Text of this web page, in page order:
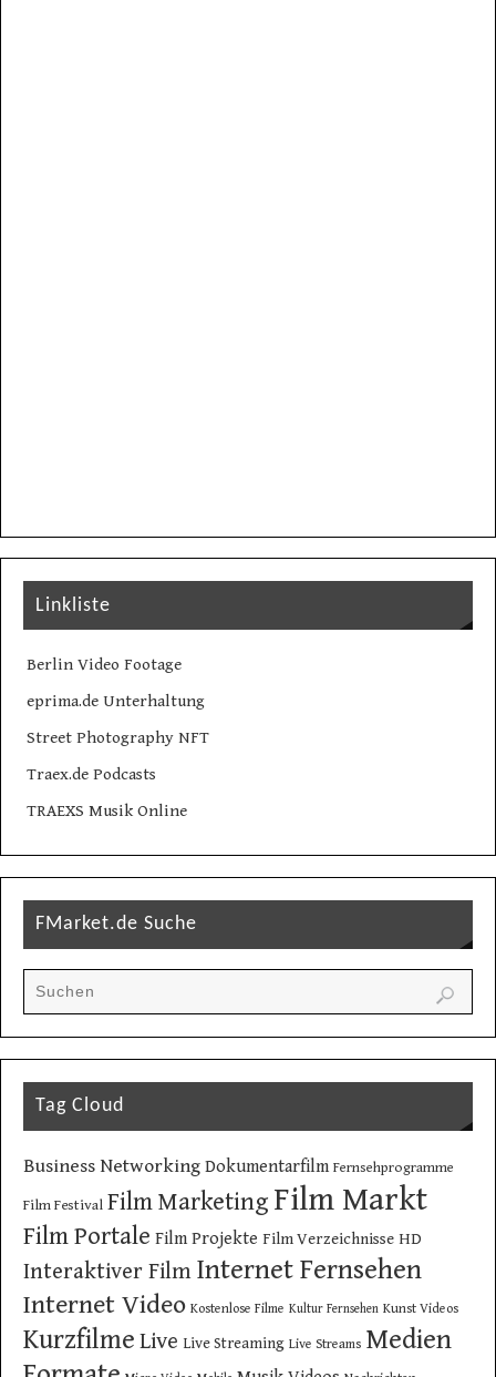
Linkliste
Berlin Video Footage
eprima.de Unterhaltung
Street Photography NFT
Traex.de Podcasts
TRAEXS Musik Online
FMarket.de Suche
Tag Cloud
Business Networking Dokumentarfilm Fernsehprogramme
Film Festival Film Marketing Film Markt
Film Portale Film Projekte Film Verzeichnisse HD
Interaktiver Film Internet Fernsehen
Internet Video Kostenlose Filme Kultur Fernsehen Kunst Videos
Kurzfilme Live Live Streaming Live Streams Medien